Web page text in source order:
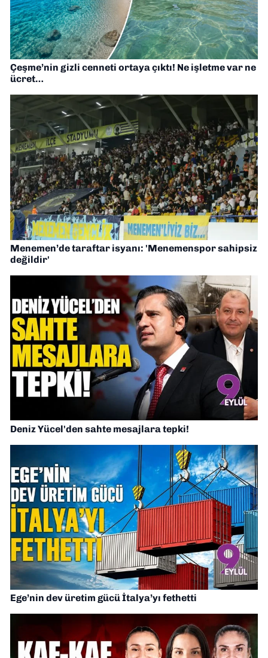
Çeşme’nin gizli cenneti ortaya çıktı! Ne işletme var ne
ücret…
Menemen’de taraftar isyanı: 'Menemenspor sahipsiz
değildir'
Deniz Yücel'den sahte mesajlara tepki!
Ege’nin dev üretim gücü İtalya’yı fethetti